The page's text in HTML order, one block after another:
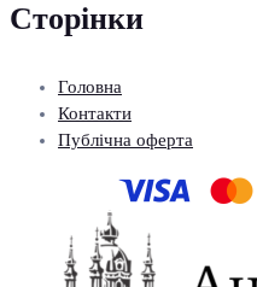
Сторінки
Головна
Контакти
Публічна оферта